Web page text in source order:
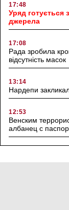
17:48
Уряд готується
джерела
17:08
Рада зробила
відсутність масок
13:14
Нардепи
12:53
Венским
албанец с